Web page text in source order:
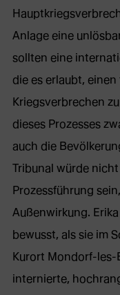
Anlage eine
sollten eine
die es erlaubt,
Kriegsverbrechen
dieses Prozesses
auch die
Tribunal würde
Prozessführung
Außenwirkung.
bewusst, als sie im
Kurort Mondorf-les-
internierte,